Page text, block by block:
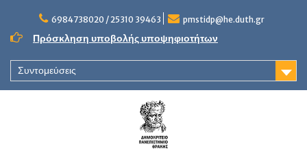
content
6984738020 / 25310 39463 pmstidp@he.duth.gr
Πρόσκληση υποβολής υποψηφιοτήτων
Συντομεύσεις